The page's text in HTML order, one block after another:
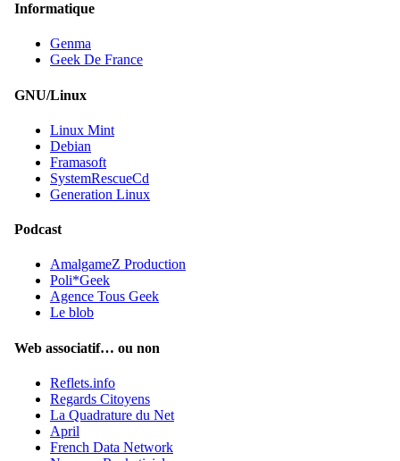
Informatique
Genma
Geek De France
GNU/Linux
Linux Mint
Debian
Framasoft
SystemRescueCd
Generation Linux
Podcast
AmalgameZ Production
Poli*Geek
Agence Tous Geek
Le blob
Web associatif… ou non
Reflets.info
Regards Citoyens
La Quadrature du Net
April
French Data Network